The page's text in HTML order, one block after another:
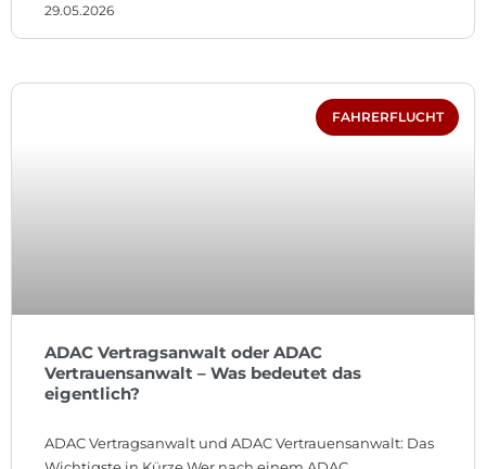
29.05.2026
FAHRERFLUCHT
ADAC Vertragsanwalt oder ADAC
Vertrauensanwalt – Was bedeutet das
eigentlich?
ADAC Vertragsanwalt und ADAC Vertrauensanwalt: Das